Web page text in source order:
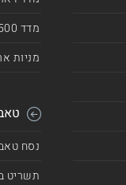
מדד 500 S&P
מניות
נסח
תשריט